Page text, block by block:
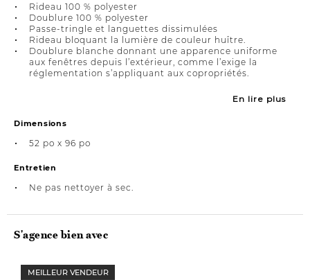
Rideau 100 % polyester
Doublure 100 % polyester
Passe-tringle et languettes dissimulées
Rideau bloquant la lumière de couleur huître.
Doublure blanche donnant une apparence uniforme
aux fenêtres depuis l’extérieur, comme l’exige la
réglementation s’appliquant aux copropriétés.
En lire plus
Dimensions
52 po x 96 po
Entretien
Ne pas nettoyer à sec.
S'agence bien avec
MEILLEUR VENDEUR